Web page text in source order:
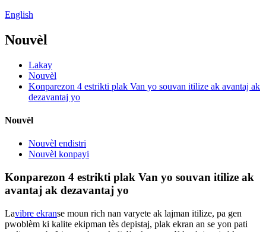
English
Nouvèl
Lakay
Nouvèl
Konparezon 4 estrikti plak Van yo souvan itilize ak avantaj ak
dezavantaj yo
Nouvèl
Nouvèl endistri
Nouvèl konpayi
Konparezon 4 estrikti plak Van yo souvan itilize ak
avantaj ak dezavantaj yo
Lavibre ekranse moun rich nan varyete ak lajman itilize, pa gen
pwoblèm ki kalite ekipman tès depistaj, plak ekran an se yon pati